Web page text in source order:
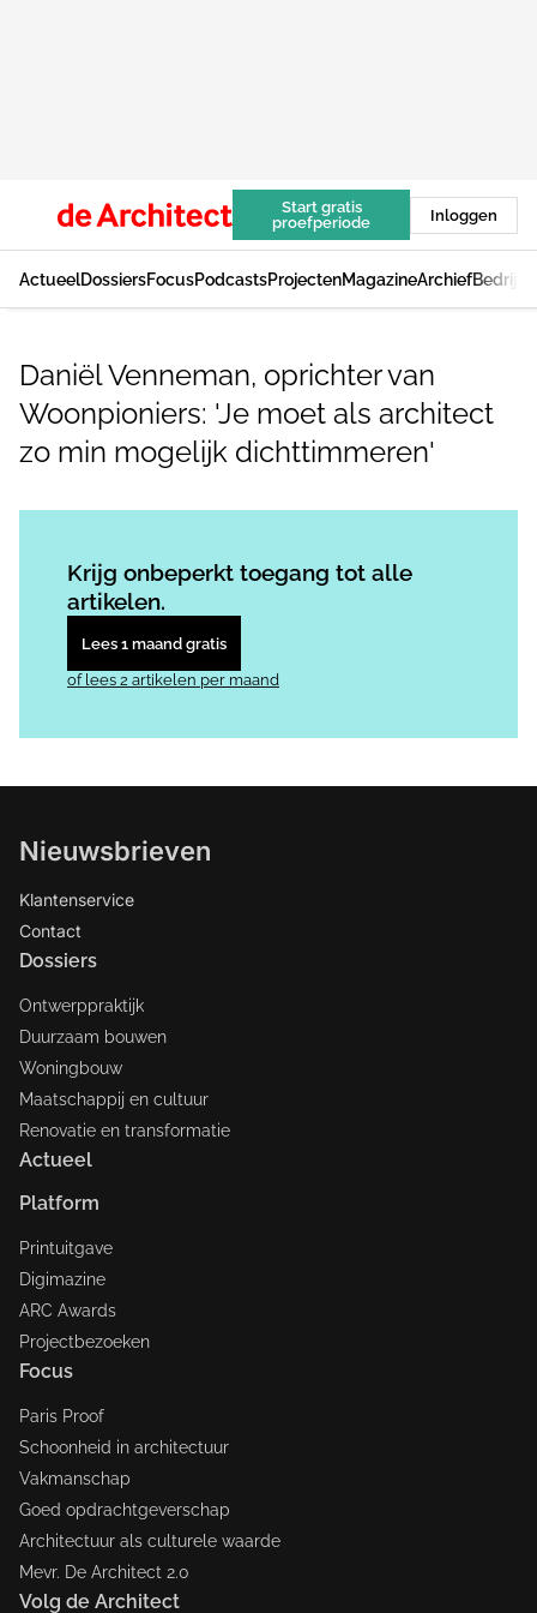
Start gratis
proefperiode
Inloggen
ActueelDossiersFocusPodcastsProjectenMagazineArchief
Daniël Venneman, oprichter van
Woonpioniers: 'Je moet als architect
zo min mogelijk dichttimmeren'
Krijg onbeperkt toegang tot alle
artikelen.
Lees 1 maand gratis
of lees 2 artikelen per maand
Nieuwsbrieven
Klantenservice
Contact
Dossiers
Ontwerppraktijk
Duurzaam bouwen
Woningbouw
Maatschappij en cultuur
Renovatie en transformatie
Actueel
Platform
Printuitgave
Digimazine
ARC Awards
Projectbezoeken
Focus
Paris Proof
Schoonheid in architectuur
Vakmanschap
Goed opdrachtgeverschap
Architectuur als culturele waarde
Mevr. De Architect 2.0
Volg de Architect